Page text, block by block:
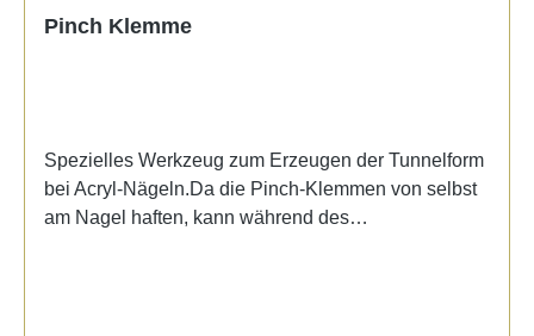
Pinch Klemme
Spezielles Werkzeug zum Erzeugen der Tunnelform
bei Acryl-Nägeln.Da die Pinch-Klemmen von selbst
am Nagel haften, kann während des